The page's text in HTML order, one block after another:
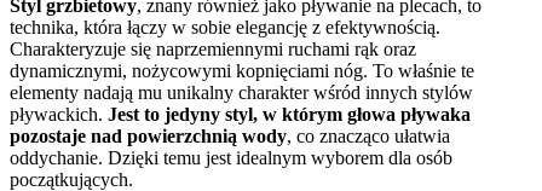
Styl grzbietowy, znany również jako pływanie na plecach, to
technika, która łączy w sobie elegancję z efektywnością.
Charakteryzuje się naprzemiennymi ruchami rąk oraz
dynamicznymi, nożycowymi kopnięciami nóg. To właśnie te
elementy nadają mu unikalny charakter wśród innych stylów
pływackich. Jest to jedyny styl, w którym głowa pływaka
pozostaje nad powierzchnią wody, co znacząco ułatwia
oddychanie. Dzięki temu jest idealnym wyborem dla osób
początkujących.